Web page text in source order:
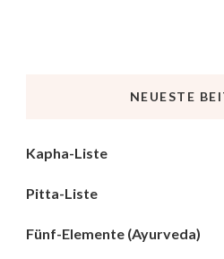
NEUESTE
Kapha-Liste
Pitta-Liste
Fünf-Elemente (Ayurveda)